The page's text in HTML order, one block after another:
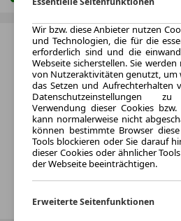
Wir bzw. diese Anbieter nutzen
und Technologien, die für die
erforderlich sind und die
Webseite sicherstellen. Sie
von Nutzeraktivitäten genutzt, um
das Setzen und Aufrechterhalten
Datenschutzeinstellungen
Verwendung dieser Cookies
kann normalerweise nicht
können bestimmte Browser
Tools blockieren oder Sie darauf
dieser Cookies oder ähnlicher
der Webseite beeinträchtigen.
Erweiterte Seitenfunktionen